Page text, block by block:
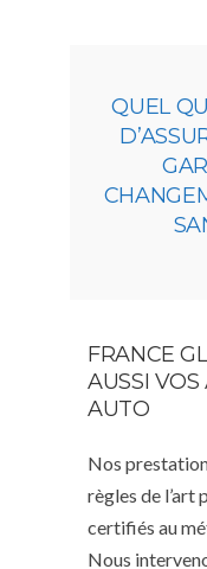
QUEL
FRANCE
AUSSI
AUTO
Nos
règles de l’art
certifiés au
Nous